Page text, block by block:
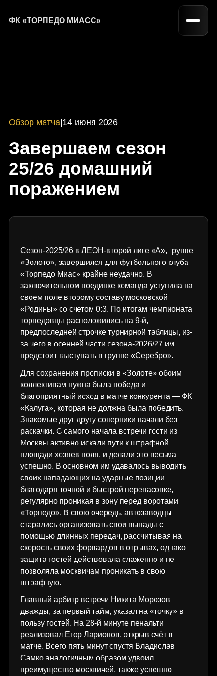
ФК «ТОРПЕДО МИАСС»
Обзор матча|14 июня 2026
Завершаем сезон
25/26 домашний
поражением
Сезон-2025/26 в ЛЕОН-второй лиге «А», группе
«Золото», завершился для футбольного клуба
«Торпедо Миас» крайне неудачно. В
заключительном поединке команда уступила на
своем поле второму составу московской
«Родины» со счетом 0:3. По итогам чемпионата
торпедовцы расположились на 9-й,
предпоследней строчке турнирной таблицы, из-
за чего в осенней части сезона-2026/27 им
предстоит выступать в группе «Серебро».
Для сохранения прописки в «Золоте» обоим
коллективам нужна была победа и
благоприятный исход в матче конкурента — ФК
«Калуга», которая не должна была победить.
Знакомые друг другу соперники начали без
раскачки. С самого начала встречи гости из
Москвы активно искали пути к штрафной
площади хозяев поля, и делали это весьма
успешно. В основном им удавалось выводить
своих нападающих на ударные позиции
благодаря точной и быстрой перепасовке,
регулярно проникая в зону перед воротами
«Торпедо». В свою очередь, автозаводцы
старались организовать свои выпады с
помощью длинных передач, рассчитывая на
скорость своих форвардов в отрывах, однако
защита гостей действовала слаженно и не
позволяла москвичам проникать в свою
штрафную.
Главный арбитр встречи Никита Морозов
дважды, за первый тайм, указал на «точку» в
пользу гостей. На 28-й минуте пенальти
реализовал Егор Ларионов, открыв счёт в
матче. Всего пять минут спустя Владислав
Самко аналогичным образом удвоил
преимущество москвичей, также успешно